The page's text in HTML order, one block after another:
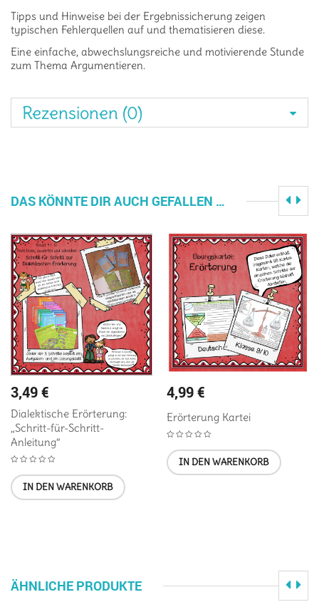
Tipps und Hinweise bei der Ergebnissicherung zeigen
typischen Fehlerquellen auf und thematisieren diese.
Eine einfache, abwechslungsreiche und motivierende Stunde
zum Thema Argumentieren.
Rezensionen (0)
DAS KÖNNTE DIR AUCH GEFALLEN …
3,49€
Dialektische Erörterung:
„Schritt-für-Schritt-
Anleitung“
IN DEN WARENKORB
4,99€
Erörterung Kartei
IN DEN WARENKORB
ÄHNLICHE PRODUKTE